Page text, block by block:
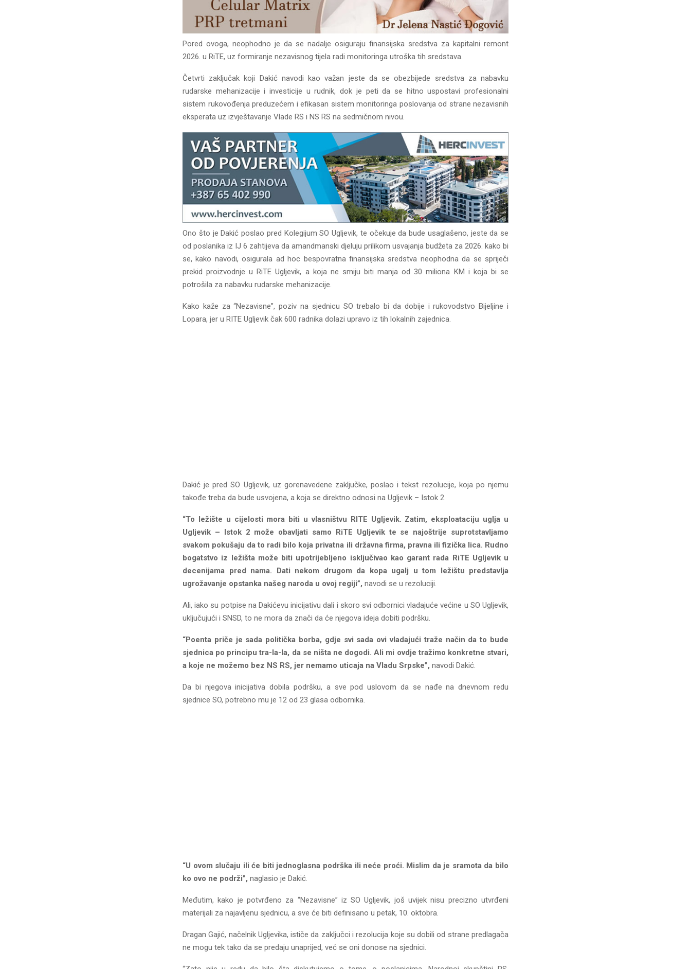
Pored ovoga, neophodno je da se nadalje osiguraju finansijska sredstva za kapitalni remont
2026. u RiTE, uz formiranje nezavisnog tijela radi monitoringa utroška tih sredstava.
Četvrti zaključak koji Dakić navodi kao važan jeste da se obezbijede sredstva za nabavku
rudarske mehanizacije i investicije u rudnik, dok je peti da se hitno uspostavi profesionalni
sistem rukovođenja preduzećem i efikasan sistem monitoringa poslovanja od strane nezavisnih
eksperata uz izvještavanje Vlade RS i NS RS na sedmičnom nivou.
Ono što je Dakić poslao pred Kolegijum SO Ugljevik, te očekuje da bude usaglašeno, jeste da se
od poslanika iz IJ 6 zahtijeva da amandmanski djeluju prilikom usvajanja budžeta za 2026. kako bi
se, kako navodi, osigurala ad hoc bespovratna finansijska sredstva neophodna da se spriječi
prekid proizvodnje u RiTE Ugljevik, a koja ne smiju biti manja od 30 miliona KM i koja bi se
potrošila za nabavku rudarske mehanizacije.
Kako kaže za “Nezavisne”, poziv na sjednicu SO trebalo bi da dobije i rukovodstvo Bijeljine i
Lopara, jer u RITE Ugljevik čak 600 radnika dolazi upravo iz tih lokalnih zajednica.
Dakić je pred SO Ugljevik, uz gorenavedene zaključke, poslao i tekst rezolucije, koja po njemu
takođe treba da bude usvojena, a koja se direktno odnosi na Ugljevik – Istok 2.
“To ležište u cijelosti mora biti u vlasništvu RITE Ugljevik. Zatim, eksploataciju uglja u
Ugljevik – Istok 2 može obavljati samo RiTE Ugljevik te se najoštrije suprotstavljamo
svakom pokušaju da to radi bilo koja privatna ili državna firma, pravna ili fizička lica. Rudno
bogatstvo iz ležišta može biti upotrijebljeno isključivao kao garant rada RiTE Ugljevik u
decenijama pred nama. Dati nekom drugom da kopa ugalj u tom ležištu predstavlja
ugrožavanje opstanka našeg naroda u ovoj regiji”, navodi se u rezoluciji.
Ali, iako su potpise na Dakićevu inicijativu dali i skoro svi odbornici vladajuće većine u SO Ugljevik,
uključujući i SNSD, to ne mora da znači da će njegova ideja dobiti podršku.
“Poenta priče je sada politička borba, gdje svi sada ovi vladajući traže način da to bude
sjednica po principu tra-la-la, da se ništa ne dogodi. Ali mi ovdje tražimo konkretne stvari,
a koje ne možemo bez NS RS, jer nemamo uticaja na Vladu Srpske”, navodi Dakić.
Da bi njegova inicijativa dobila podršku, a sve pod uslovom da se nađe na dnevnom redu
sjednice SO, potrebno mu je 12 od 23 glasa odbornika.
“U ovom slučaju ili će biti jednoglasna podrška ili neće proći. Mislim da je sramota da bilo
ko ovo ne podrži”, naglasio je Dakić.
Međutim, kako je potvrđeno za “Nezavisne” iz SO Ugljevik, još uvijek nisu precizno utvrđeni
materijali za najavljenu sjednicu, a sve će biti definisano u petak, 10. oktobra.
Dragan Gajić, načelnik Ugljevika, ističe da zaključci i rezolucija koje su dobili od strane predlagača
ne mogu tek tako da se predaju unaprijed, već se oni donose na sjednici.